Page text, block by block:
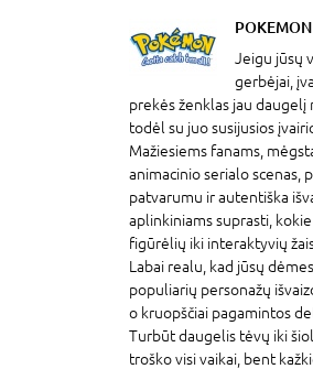
POKEMON
Jeigu jūsų
gerbėjai,
prekės ženklas jau daugelį
todėl su juo susijusios
Mažiesiems fanams,
animacinio serialo scenas,
patvarumu ir autentiška
aplinkiniams suprasti,
figūrėlių iki interaktyvių
Labai realu, kad jūsų
populiarių personažų
o kruopščiai pagamintos
Turbūt daugelis tėvų iki
troško visi vaikai, bent